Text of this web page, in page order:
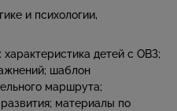
и психологии,
детей с ОВЗ;
шаблон
маршрута;
материалы по